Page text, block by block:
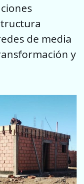
de media
y